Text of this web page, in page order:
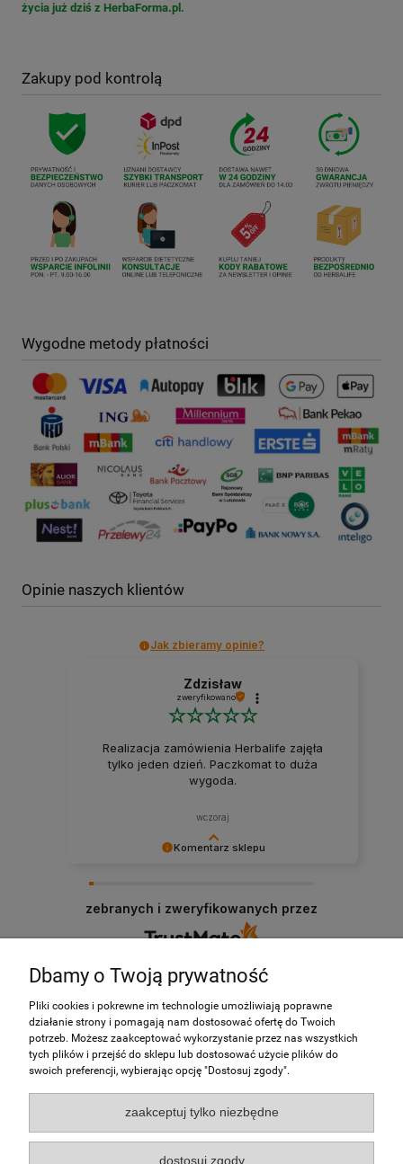
życia już dziś z HerbaForma.pl .
Zakupy pod kontrolą
Wygodne metody płatności
Opinie naszych klientów
Jak zbieramy opinie?
Komentarz sklepu
Zdzisław
zweryfikowano
Realizacja zamówienia Herbalife zajęła
tylko jeden dzień. Paczkomat to duża
wygoda.
wczoraj
zebranych i zweryfikowanych przez
O nas
Obsługa klienta
Pomoc
Wsparcie klienta
Dbamy o Twoją prywatność
Pliki cookies i pokrewne im technologie umożliwiają poprawne
działanie strony i pomagają nam dostosować ofertę do Twoich
potrzeb. Możesz zaakceptować wykorzystanie przez nas wszystkich
tych plików i przejść do sklepu lub dostosować użycie plików do
swoich preferencji, wybierając opcję "Dostosuj zgody".
zaakceptuj tylko niezbędne
dostosuj zgody